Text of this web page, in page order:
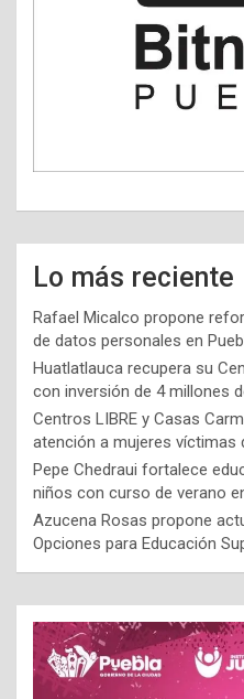
Lo más reciente
Rafael Micalco propone
de datos personales en
Huatlatlauca recupera su
con inversión de 4 millones
Centros LIBRE y Casas
atención a mujeres víctimas
Pepe Chedraui fortalece
niños con curso de verano
Azucena Rosas propone
Opciones para Educación